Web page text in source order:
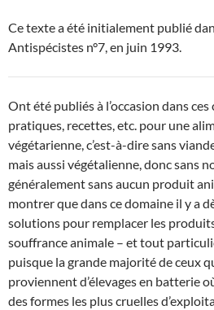
Ce texte a été initialement publié
Antispécistes n°7, en juin 1993.
Ont été publiés à l’occasion dans
pratiques, recettes, etc. pour une
végétarienne, c’est-à-dire sans
mais aussi végétalienne, donc sans
généralement sans aucun produit
montrer que dans ce domaine il y a
solutions pour remplacer les
souffrance animale – et tout
puisque la grande majorité de ceux
proviennent d’élevages en batterie
des formes les plus cruelles